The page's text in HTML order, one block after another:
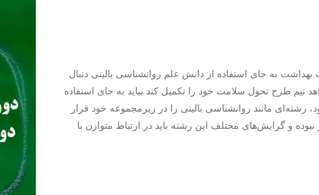
بهداشت به جای استفاده از دانش علم روانشناسی بالینی دنبال
طرح تحول سلامت خود را تکمیل کند نباید به جای استفاده
رشته‌ای مانند روانشناسی بالینی را در زیرمجموعه خود قرار
و گرایش‌های مختلف این رشته باید در ارتباط متوازن با